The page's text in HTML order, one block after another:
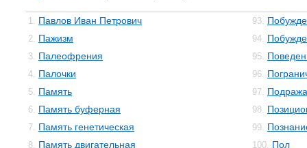
1. Павлов Иван Петрович
2. Пажизм
3. Палеофрения
4. Палочки
5. Память
6. Память буферная
7. Память генетическая
8. Память двигательная
93.
94.
95.
96.
97.
98.
99.
100. Пол